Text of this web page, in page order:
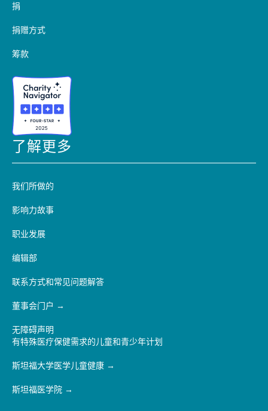
捐
捐赠方式
筹款
了解更多
我们所做的
影响力故事
职业发展
编辑部
联系方式和常见问题解答
董事会门户
无障碍声明
有特殊医疗保健需求的儿童和青少年计划
斯坦福大学医学儿童健康
斯坦福医学院